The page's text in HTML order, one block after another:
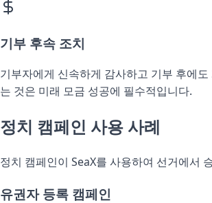
기부 후속 조치
기부자에게 신속하게 감사하고 기부 후에
는 것은 미래 모금 성공에 필수적입니다.
정치 캠페인 사용 사례
정치 캠페인이 SeaX를 사용하여 선거에서
유권자 등록 캠페인